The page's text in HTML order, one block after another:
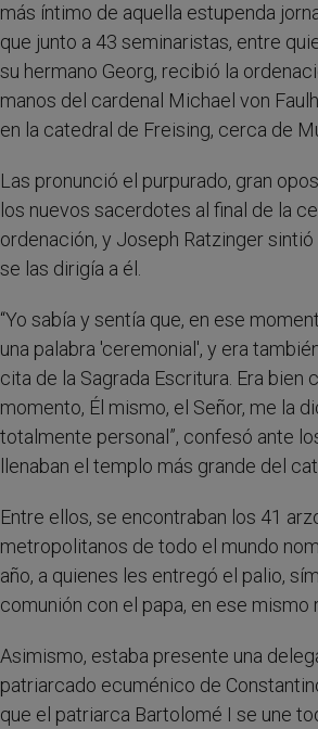
más íntimo de aquella estupenda
que junto a 43 seminaristas, entre
su hermano Georg, recibió la
manos del cardenal Michael von
en la catedral de Freising, cerca de
Las pronunció el purpurado, gran
los nuevos sacerdotes al final de la
ordenación, y Joseph Ratzinger
se las dirigía a él.
“Yo sabía y sentía que, en ese
una palabra 'ceremonial', y era
cita de la Sagrada Escritura. Era bien
momento, Él mismo, el Señor, me la
totalmente personal”, confesó ante
llenaban el templo más grande del
Entre ellos, se encontraban los 41
metropolitanos de todo el mundo
año, a quienes les entregó el palio,
comunión con el papa, en ese mismo
Asimismo, estaba presente una
patriarcado ecuménico de
que el patriarca Bartolomé I se une